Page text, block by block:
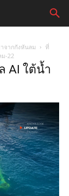
จากกังหันลม
ที่
-22
AI ใต้น้ำ